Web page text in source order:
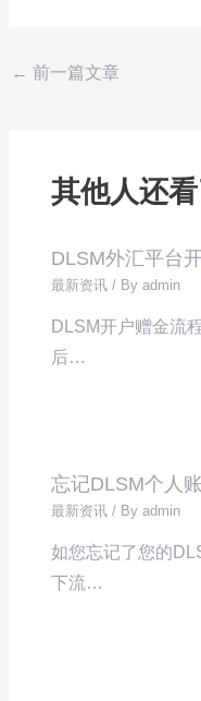
← 前一篇文章
其他人还
DLSM外汇平台
最新资讯 / Byadmin
DLSM开户赠金流
后…
忘记DLSM个人
最新资讯 / Byadmin
如您忘记了您的
下流…